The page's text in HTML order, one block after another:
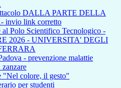
DALLA PARTE DELLA
invio link corretto
al Polo Scientifico Tecnologico -
2026 - UNIVERSITA' DEGLI
- prevenzione malattie
zanzare
"Nel colore, il gesto"
per studenti